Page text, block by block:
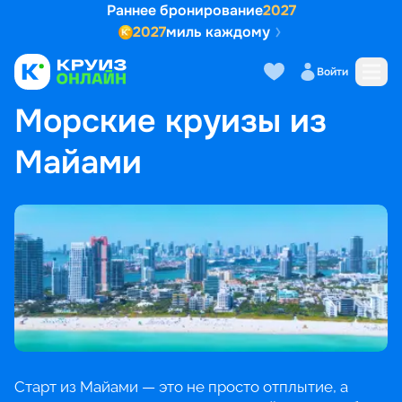
Раннее бронирование2027
2027миль каждому
Войти
ГЛАВНАЯ • ПОПУЛЯРНЫЕ НАПРАВЛЕНИЯ
МОРСКИЕ КРУИЗЫ ИЗ МАЙАМИ
Морские круизы из
Майами
Старт из Майами — это не просто отплытие, а